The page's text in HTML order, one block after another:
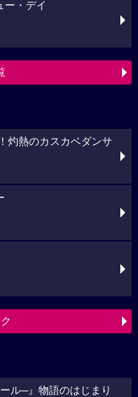
ー・デイ
灼熱のカスカベダンサ
ル─』物語のはじまり